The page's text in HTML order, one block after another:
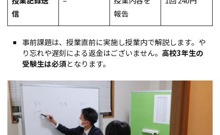
信
報告
事前課題は、授業直前に実施し授業内で解説します。や
り忘れや遅刻による返金はございません。 高校3年生の
受験生は必須となります。